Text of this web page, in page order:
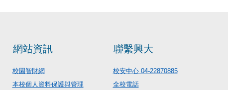
網站資訊
校園智財網
本校個人資料保護與管理
聯繫興大
校安中心 04-22870885
全校電話